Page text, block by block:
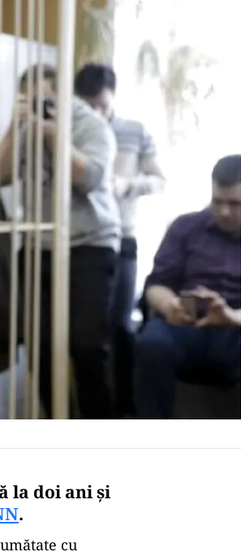
la doi ani și
.
cu